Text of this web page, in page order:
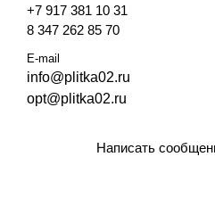
+7 917 381 10 31
8 347 262 85 70
E-mail
info@plitka02.ru
opt@plitka02.ru
Написать